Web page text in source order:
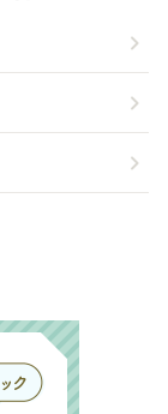
chevron_right
chevron_right
chevron_right